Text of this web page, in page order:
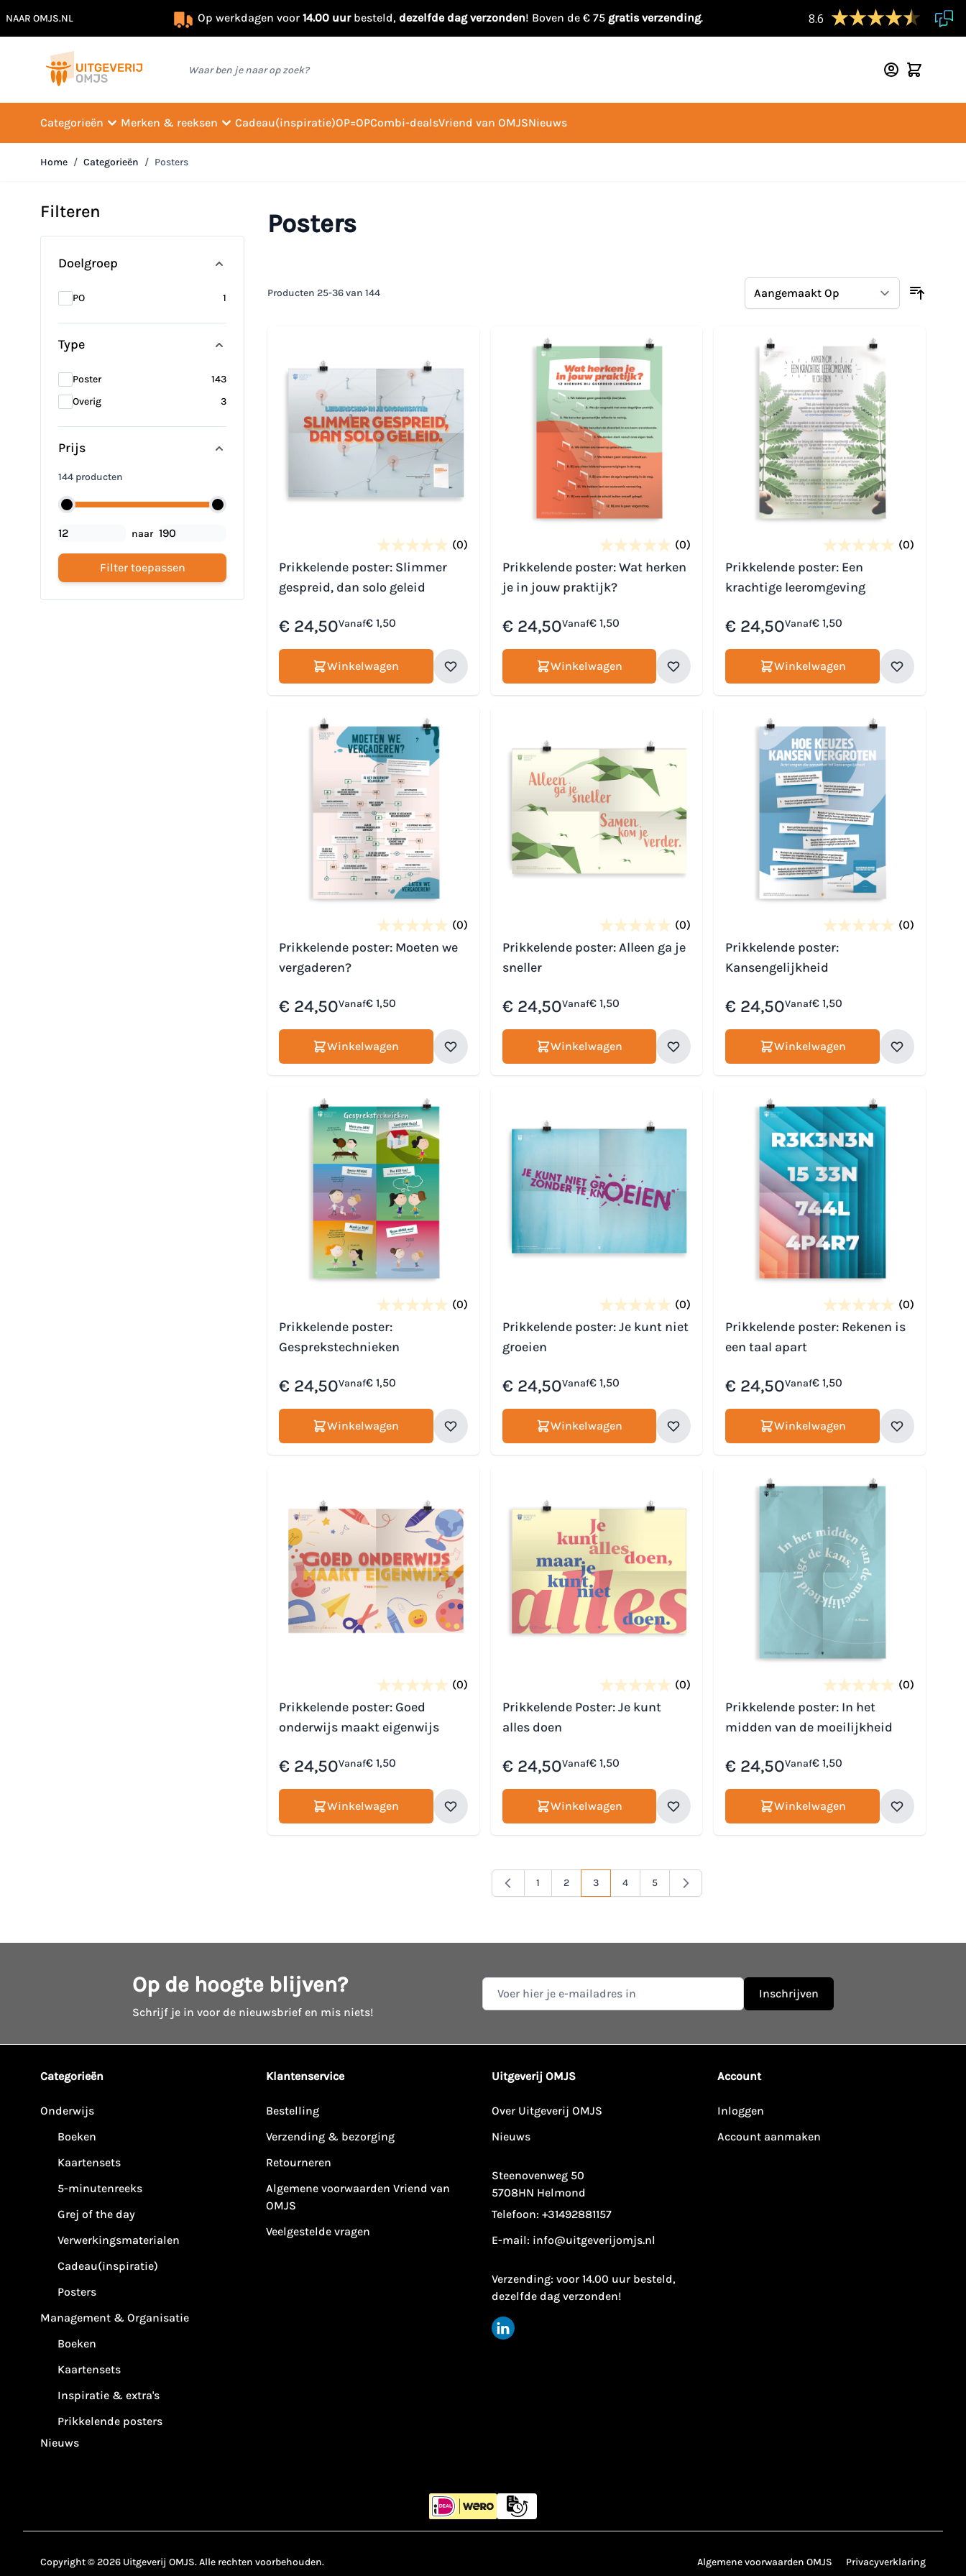
NAAR OMJS.NL Op werkdagen voor 14.00 uurbesteld, dezelfde dag verzonden! Boven de € 75 gratis verzending. 8.6
Waar ben je naar op zoek?
Categorieën Merken & reeksen Cadeau(inspiratie)OP=OPCombi-dealsVriend van OMJSNieuws
Home / Categorieën / Posters
Filteren
Doelgroep
PO 1 products available
Type
Poster 143products available
Overig
3products available
Prijs
144 producten
naar
Filter toepassen
Posters
Producten 25-36van 144
(0)
Prikkelende poster: Slimmer
gespreid, dan solo geleid
€ 24,50Vanaf€ 1,50
Winkelwagen
(0)
Prikkelende poster: Wat herken
je in jouw praktijk?
€ 24,50Vanaf€ 1,50
Winkelwagen
(0)
Prikkelende poster: Een
krachtige leeromgeving
€ 24,50Vanaf€ 1,50
Winkelwagen
(0)
Prikkelende poster: Moeten we
vergaderen?
€ 24,50Vanaf€ 1,50
Winkelwagen
(0)
Prikkelende poster: Alleen ga je
sneller
€ 24,50Vanaf€ 1,50
Winkelwagen
(0)
Prikkelende poster:
Kansengelijkheid
€ 24,50Vanaf€ 1,50
Winkelwagen
(0)
Prikkelende poster:
Gesprekstechnieken
€ 24,50Vanaf€ 1,50
Winkelwagen
(0)
Prikkelende poster: Je kunt niet
groeien
€ 24,50Vanaf€ 1,50
Winkelwagen
(0)
Prikkelende poster: Rekenen is
een taal apart
€ 24,50Vanaf€ 1,50
Winkelwagen
(0)
Prikkelende poster: Goed
onderwijs maakt eigenwijs
€ 24,50Vanaf€ 1,50
Winkelwagen
(0)
Prikkelende Poster: Je kunt
alles doen
€ 24,50Vanaf€ 1,50
Winkelwagen
(0)
Prikkelende poster: In het
midden van de moeilijkheid
€ 24,50Vanaf€ 1,50
Winkelwagen
Pagina
1 Pagina
2 Je lees momenteel pagina
3 Pagina
4 Pagina
5
Op de hoogte blijven?
Schrijf je in voor de nieuwsbrief en mis niets!
E-mail adres
Inschrijven
Categorieën
Onderwijs
Boeken
Kaartensets
5-minutenreeks
Grej of the day
Verwerkingsmaterialen
Cadeau(inspiratie)
Posters
Management & Organisatie
Boeken
Kaartensets
Inspiratie & extra's
Prikkelende posters
Nieuws
Klantenservice
Bestelling
Verzending & bezorging
Retourneren
Algemene voorwaarden Vriend van
OMJS
Veelgestelde vragen
Uitgeverij OMJS
Over Uitgeverij OMJS
Nieuws
Steenovenweg 50
5708HN Helmond
Telefoon: +31492881157
E-mail: info@uitgeverijomjs.nl
Verzending: voor 14.00 uur besteld,
dezelfde dag verzonden!
Account
Inloggen
Account aanmaken
Copyright © 2026 Uitgeverij OMJS. Alle rechten voorbehouden. Algemene voorwaarden OMJS Privacyverklaring